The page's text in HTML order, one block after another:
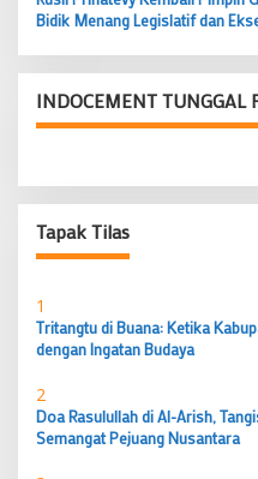
Bidik Menang Legislatif dan
INDOCEMENT TUNGGAL
Tapak Tilas
1
Tritangtu di Buana: Ketika
dengan Ingatan Budaya
2
Doa Rasulullah di Al-Arish,
Semangat Pejuang Nusantara